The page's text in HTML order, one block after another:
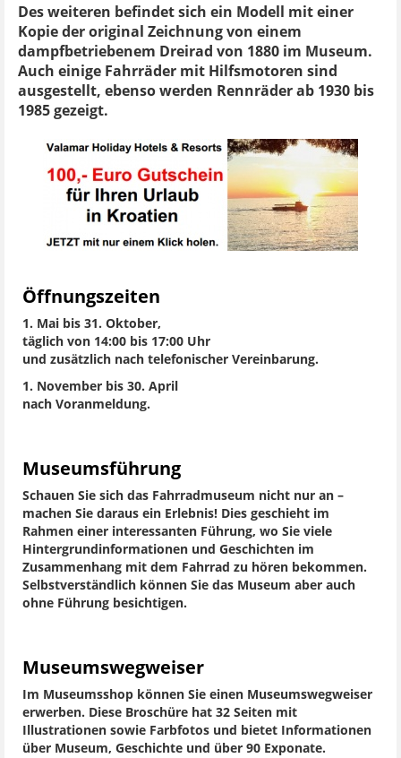
Des weiteren befindet sich ein Modell mit einer
Kopie der original Zeichnung von einem
dampfbetriebenem Dreirad von 1880 im Museum.
Auch einige Fahrräder mit Hilfsmotoren sind
ausgestellt, ebenso werden Rennräder ab 1930 bis
1985 gezeigt.
Öffnungszeiten
1. Mai bis 31. Oktober,
täglich von 14:00 bis 17:00 Uhr
und zusätzlich nach telefonischer Vereinbarung.
1. November bis 30. April
nach Voranmeldung.
Museumsführung
Schauen Sie sich das Fahrradmuseum nicht nur an –
machen Sie daraus ein Erlebnis! Dies geschieht im
Rahmen einer interessanten Führung, wo Sie viele
Hintergrundinformationen und Geschichten im
Zusammenhang mit dem Fahrrad zu hören bekommen.
Selbstverständlich können Sie das Museum aber auch
ohne Führung besichtigen.
Museumswegweiser
Im Museumsshop können Sie einen Museumswegweiser
erwerben. Diese Broschüre hat 32 Seiten mit
Illustrationen sowie Farbfotos und bietet Informationen
über Museum, Geschichte und über 90 Exponate.